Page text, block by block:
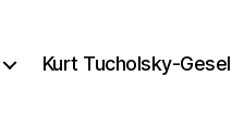
Kurt Tucholsky-